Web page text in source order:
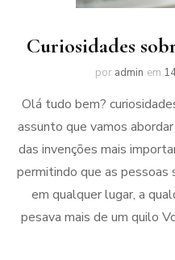
Curiosidades
por admin em
Olá tudo bem?
assunto que vamos
das invenções mais
permitindo que as pessoas
em qualquer lugar, a
pesava mais de um quilo